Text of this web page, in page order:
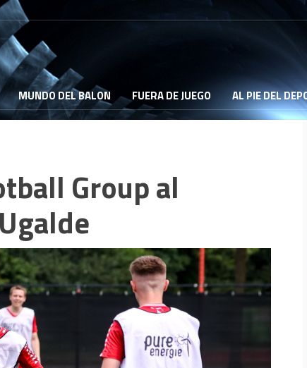
MUNDO DEL BALON FUERA DE JUEGO AL PIE DEL
Group al